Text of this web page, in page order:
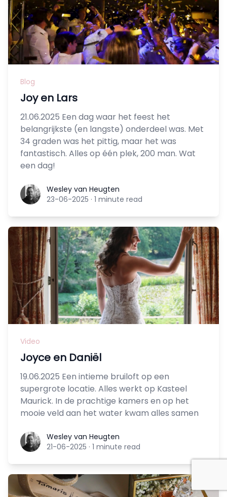
Blog
Joy en Lars
21.06.2025 Een dag waar het feest het
belangrijkste (en langste) onderdeel was. Met
34 graden was het pittig, maar het was
fantastisch. Alles op één plek, 200 man. Wat
een dag!
Wesley van Heugten
Wesley van Heugten
23-06-2025 · 1 minute read
Video
Joyce en Daniël
19.06.2025 Een intieme bruiloft op een
supergrote locatie. Alles werkt op Kasteel
Maurick. In de prachtige kamers en op het
mooie veld aan het water kwam alles samen
Wesley van Heugten
Wesley van Heugten
21-06-2025 · 1 minute read